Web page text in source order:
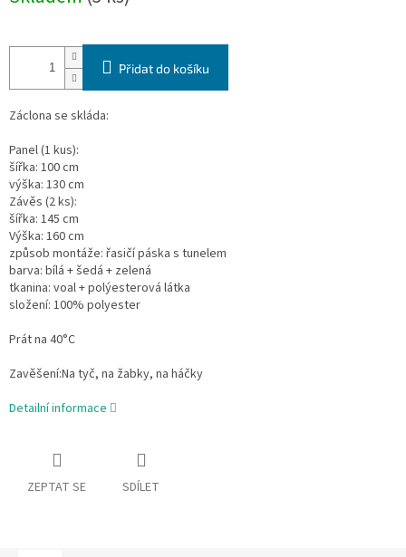
Přidat do košíku
Záclona se skláda:
Panel (1 kus):
šířka: 100 cm
výška: 130 cm
Závěs (2 ks):
šířka: 145 cm
Výška: 160 cm
způsob montáže: řasičí páska s tunelem
barva: bílá + šedá + zelená
tkanina: voal + polýesterová látka
složení: 100% polyester
Prát na 40°C
Zavěšení:Na tyč, na žabky, na háčky
Detailní informace
ZEPTAT SE SDÍLET